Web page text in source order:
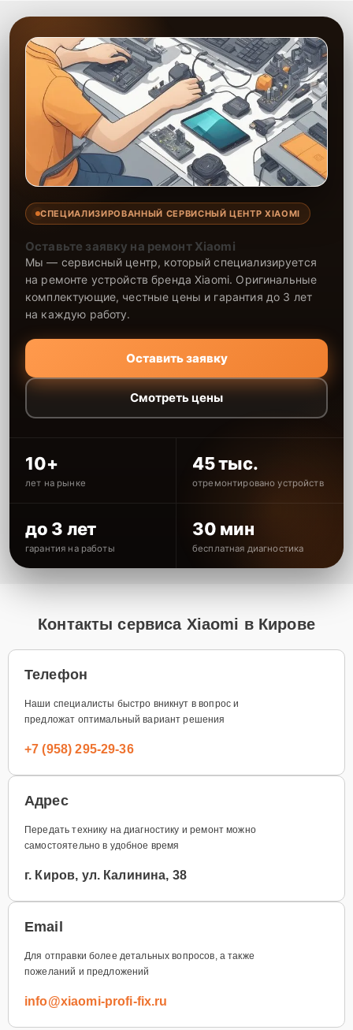
СПЕЦИАЛИЗИРОВАННЫЙ СЕРВИСНЫЙ ЦЕНТР XIAOMI
Оставьте заявку на ремонт Xiaomi
Мы — сервисный центр, который специализируется
на ремонте устройств бренда Xiaomi. Оригинальные
комплектующие, честные цены и гарантия до 3 лет
на каждую работу.
Оставить заявку
Смотреть цены
10+
лет на рынке
45 тыс.
отремонтировано устройств
до 3 лет
гарантия на работы
30 мин
бесплатная диагностика
Контакты сервиса Xiaomi в Кирове
Телефон
Наши специалисты быстро вникнут в вопрос и
предложат оптимальный вариант решения
+7 (958) 295-29-36
Адрес
Передать технику на диагностику и ремонт можно
самостоятельно в удобное время
г. Киров, ул. Калинина, 38
Email
Для отправки более детальных вопросов, а также
пожеланий и предложений
info@xiaomi-profi-fix.ru